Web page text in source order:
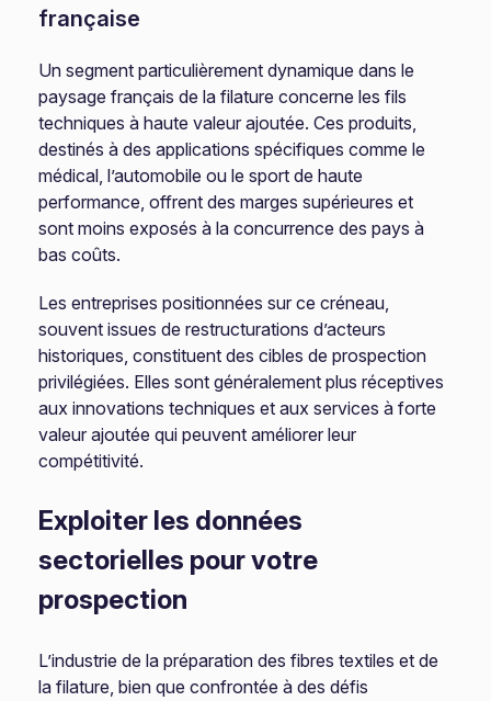
française
Un segment particulièrement dynamique dans le
paysage français de la filature concerne les fils
techniques à haute valeur ajoutée. Ces produits,
destinés à des applications spécifiques comme le
médical, l’automobile ou le sport de haute
performance, offrent des marges supérieures et
sont moins exposés à la concurrence des pays à
bas coûts.
Les entreprises positionnées sur ce créneau,
souvent issues de restructurations d’acteurs
historiques, constituent des cibles de prospection
privilégiées. Elles sont généralement plus réceptives
aux innovations techniques et aux services à forte
valeur ajoutée qui peuvent améliorer leur
compétitivité.
Exploiter les données
sectorielles pour votre
prospection
L’industrie de la préparation des fibres textiles et de
la filature, bien que confrontée à des défis